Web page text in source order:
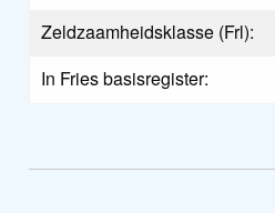
Zeldzaamheidsklasse (Frl):
In Fries basisregister: